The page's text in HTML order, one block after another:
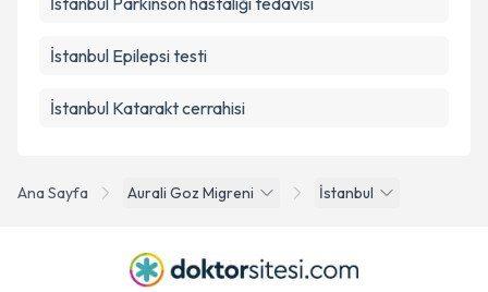
Ana Sayfa Aurali Goz Migreni İstanbul
İstanbul Epilepsi testi
İstanbul Katarakt cerrahisi